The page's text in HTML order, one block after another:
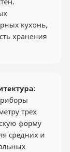
кухонь,
хранения
трех
форму
средних и